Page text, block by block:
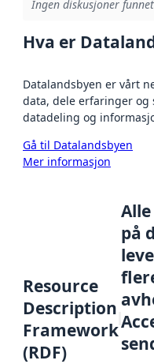
Ingen diskusjoner funnet
Hva er
Datalandsbyen er vårt
data, dele erfaringer og
datadeling og
Gå til Datalandsbyen
Mer informasjon
Resource
Description
Framework
(RDF)
på